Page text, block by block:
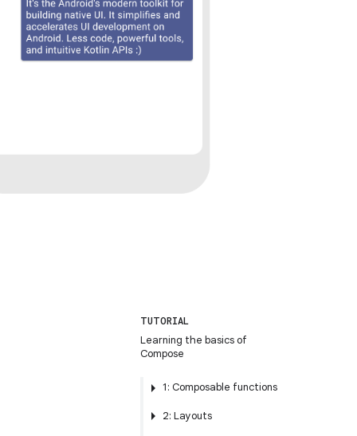
TUTORIAL
Learning the basics of
Compose
1: Composable functions
2: Layouts